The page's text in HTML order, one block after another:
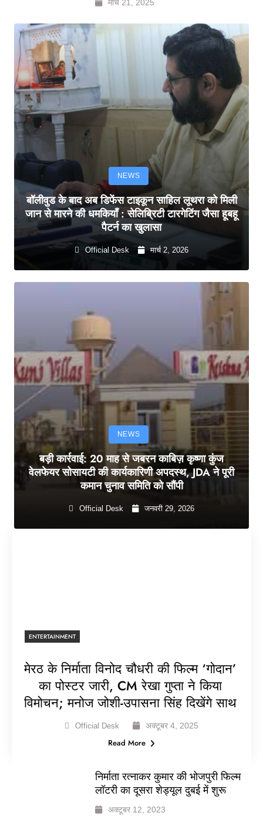
मार्च 21, 2025
NEWS
बॉलीवुड के बाद अब डिफेंस टाइकून साहिल लूथरा को मिली
जान से मारने की धमकियाँ : सेलिब्रिटी टारगेटिंग जैसा हूबहू
पैटर्न का खुलासा
Official Desk मार्च 2, 2026
NEWS
बड़ी कार्रवाई: 20 माह से जबरन काबिज़ कृष्णा कुंज
वेलफेयर सोसायटी की कार्यकारिणी अपदस्थ, JDA ने पूरी
कमान चुनाव समिति को सौंपी
Official Desk जनवरी 29, 2026
ENTERTAINMENT
मेरठ के निर्माता विनोद चौधरी की फिल्म ‘गोदान’
का पोस्टर जारी, CM रेखा गुप्ता ने किया
विमोचन; मनोज जोशी-उपासना सिंह दिखेंगे साथ
Official Desk अक्टूबर 4, 2025
Read More
निर्माता रत्नाकर कुमार की भोजपुरी फिल्म
लॉटरी का दूसरा शेड्यूल दुबई में शुरू
अक्टूबर 12, 2023